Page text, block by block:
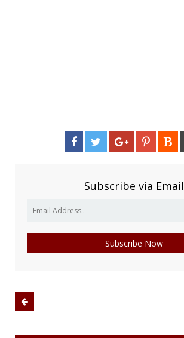
Subscribe via Email